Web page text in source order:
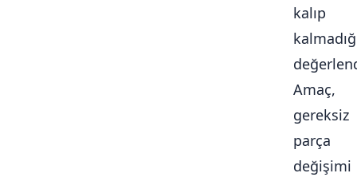
kalıp
Amaç,
gereksiz
parça
değişimi